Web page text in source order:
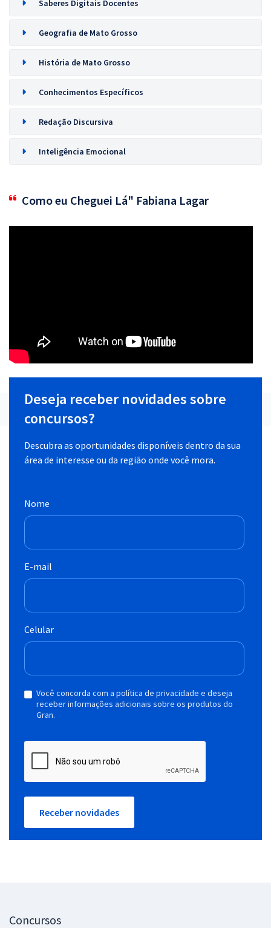
Saberes Digitais Docentes
Geografia de Mato Grosso
História de Mato Grosso
Conhecimentos Específicos
Redação Discursiva
Inteligência Emocional
Como eu Cheguei Lá" Fabiana Lagar
Deseja receber novidades sobre
concursos?
Descubra as oportunidades disponíveis dentro da sua
área de interesse ou da região onde você mora.
Nome
E-mail
Celular
Você concorda com a política de privacidade e deseja
receber informações adicionais sobre os produtos do
Gran.
Receber novidades
Concursos